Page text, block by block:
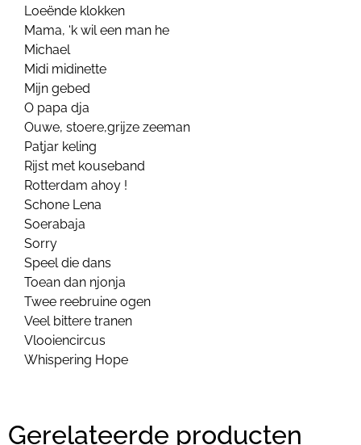
Loeënde klokken
Mama, ‘k wil een man he
Michael
Midi midinette
Mijn gebed
O papa dja
Ouwe, stoere,grijze zeeman
Patjar keling
Rijst met kouseband
Rotterdam ahoy !
Schone Lena
Soerabaja
Sorry
Speel die dans
Toean dan njonja
Twee reebruine ogen
Veel bittere tranen
Vlooiencircus
Whispering Hope
Gerelateerde producten